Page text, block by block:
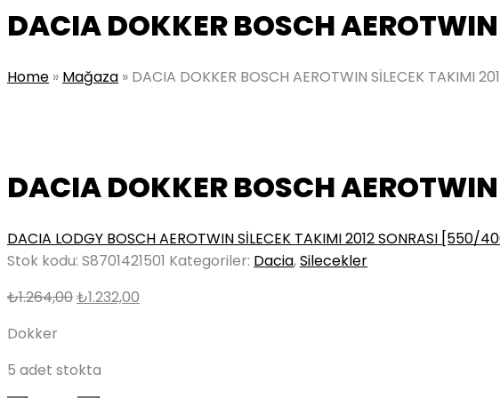
DACIA DOKKER BOSCH
Home » Mağaza » DACIA DOKKER BOSCH AEROTWIN SİLECEK TAKIMI
DACIA DOKKER BOSCH
DACIA LODGY BOSCH AEROTWIN SİLECEK TAKIMI 2012 SONRASI [550/
Stok kodu: S8701421501 Kategoriler: Dacia,Silecekler
₺1.264,00Orijinal
₺1.232,00
Dokker
5 adet stokta